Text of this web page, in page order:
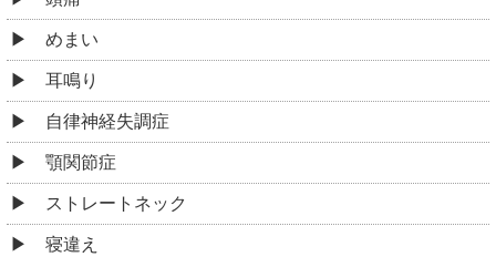
めまい
耳鳴り
自律神経失調症
顎関節症
ストレートネック
寝違え